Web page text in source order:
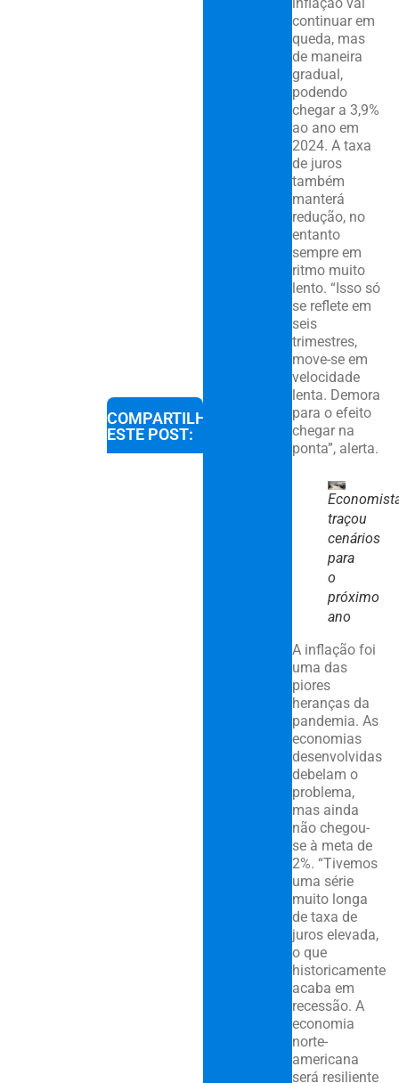
COMPARTILHE
ESTE POST:
continuar em
queda, mas
de maneira
gradual,
podendo
chegar a 3,9%
ao ano em
2024. A taxa
de juros
também
manterá
redução, no
entanto
sempre em
ritmo muito
lento. “Isso só
se reflete em
seis
trimestres,
move-se em
velocidade
lenta. Demora
para o efeito
chegar na
ponta”, alerta.
traçou
cenários
para
o
próximo
ano
A inflação foi
uma das
piores
heranças da
pandemia. As
economias
desenvolvidas
debelam o
problema,
mas ainda
não chegou-
se à meta de
2%. “Tivemos
uma série
muito longa
de taxa de
juros elevada,
o que
historicamente
acaba em
recessão. A
economia
norte-
americana
será resiliente